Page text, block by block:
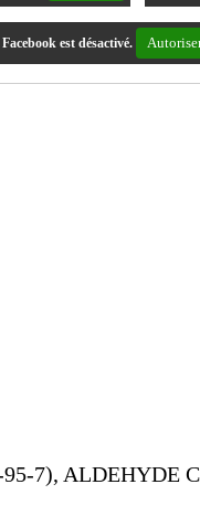
Facebook est désactivé.
7), ALDEHYDE